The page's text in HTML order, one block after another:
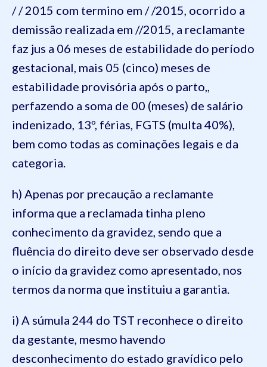
/ / 2015 com termino em / /2015, ocorrido a
demissão realizada em //2015, a reclamante
faz jus a 06 meses de estabilidade do período
gestacional, mais 05 (cinco) meses de
estabilidade provisória após o parto,,
perfazendo a soma de 00 (meses) de salário
indenizado, 13º, férias, FGTS (multa 40%),
bem como todas as cominações legais e da
categoria.
h) Apenas por precaução a reclamante
informa que a reclamada tinha pleno
conhecimento da gravidez, sendo que a
fluência do direito deve ser observado desde
o início da gravidez como apresentado, nos
termos da norma que instituiu a garantia.
i) A súmula 244 do TST reconhece o direito
da gestante, mesmo havendo
desconhecimento do estado gravídico pelo